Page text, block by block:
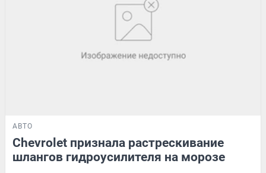
АВТО
Chevrolet признала растрескивание
шлангов гидроусилителя на морозе